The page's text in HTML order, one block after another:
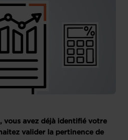
vous avez déjà identifié votre
valider la pertinence de